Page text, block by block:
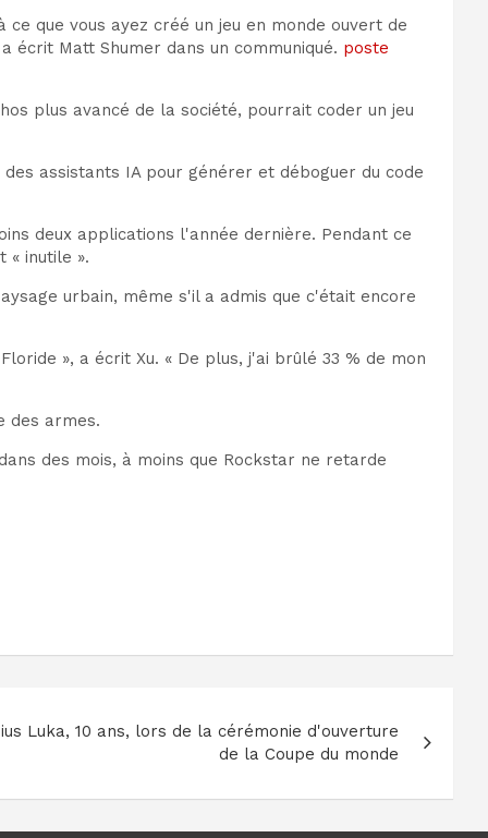
que vous ayez créé un jeu en monde ouvert de
écrit Matt Shumer dans un communiqué. poste
plus avancé de la société, pourrait coder un jeu
assistants IA pour générer et déboguer du code
deux applications l'année dernière. Pendant ce
« inutile ».
urbain, même s'il a admis que c'était encore
», a écrit Xu. « De plus, j'ai brûlé 33 % de mon
des armes.
des mois, à moins que Rockstar ne retarde
Luka, 10 ans, lors de la cérémonie d'ouverture
de la Coupe du monde